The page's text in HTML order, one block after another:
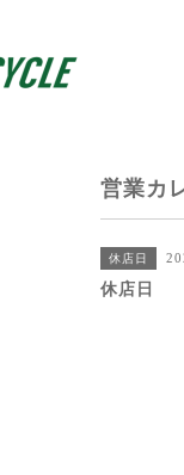
営業カ
休店日
休店日